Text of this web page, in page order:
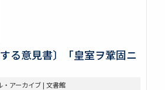
る意見書〕「皇室ヲ鞏固ニ
アーカイブ | 文書館